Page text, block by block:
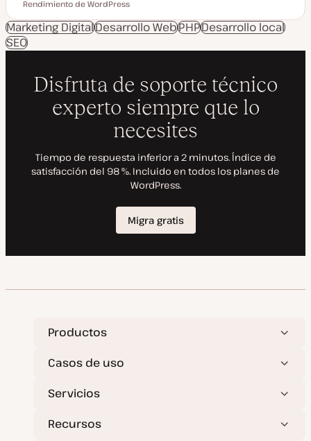
Tiempo de lectura
F
c
h
a
a
l
i
z
p
o
e
t
m
a
m
a
Rendimiento de WordPress
Marketing DigitalDesarrollo WebPHPDesarrollo local
SEO
Productos
Casos de uso
Servicios
Recursos